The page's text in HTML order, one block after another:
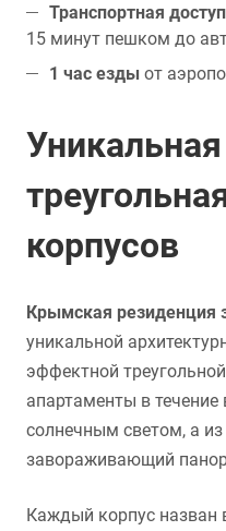
Транспортная
15 минут пешком до
1 час езды от
корпусов
Крымская резиденция
уникальной
эффектной
апартаменты в течение
солнечным светом, а
завораживающий
Каждый корпус назван